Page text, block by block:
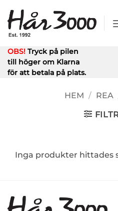
to
content
OBS! Tryck på pilen
till höger om Klarna
för att betala på plats.
HEM / REA
Inga produkter hittades